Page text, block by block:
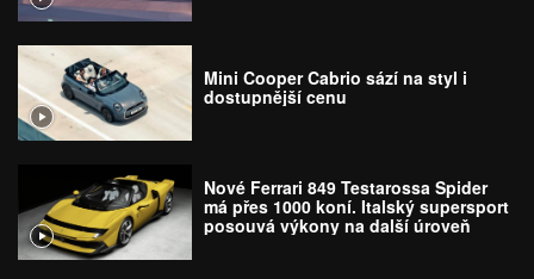
Mini Cooper Cabrio sází na styl i
dostupnější cenu
Nové Ferrari 849 Testarossa Spider
má přes 1000 koní. Italský supersport
posouvá výkony na další úroveň